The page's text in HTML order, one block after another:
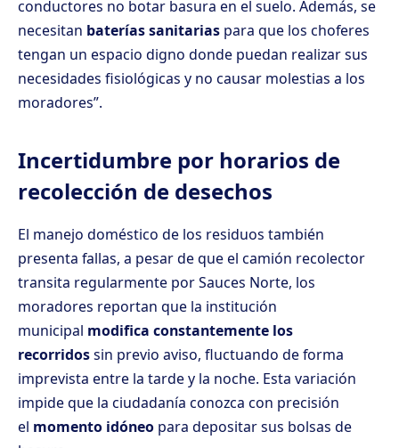
conductores no botar basura en el suelo. Además, se
necesitan baterías sanitarias para que los choferes
tengan un espacio digno donde puedan realizar sus
necesidades fisiológicas y no causar molestias a los
moradores”.
Incertidumbre por horarios de
recolección de desechos
El manejo doméstico de los residuos también
presenta fallas, a pesar de que el camión recolector
transita regularmente por Sauces Norte, los
moradores reportan que la institución
municipal modifica constantemente los
recorridossin previo aviso, fluctuando de forma
imprevista entre la tarde y la noche. Esta variación
impide que la ciudadanía conozca con precisión
el momento idóneo para depositar sus bolsas de